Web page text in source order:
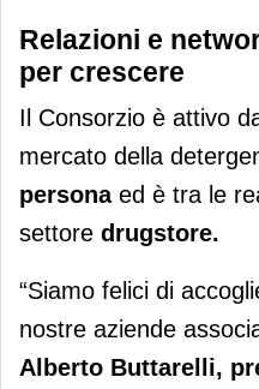
Relazioni e
per crescere
Il Consorzio è attivo
mercato della
persona ed è tra le
settore drugstore.
“Siamo felici di
nostre aziende
Alberto Buttarelli,